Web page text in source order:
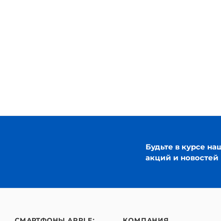
Будьте в курсе
акций и новостей